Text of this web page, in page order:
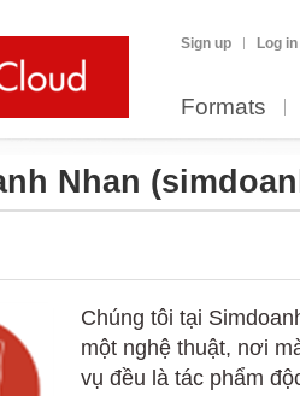
Sign up Log in
Formats
Nhan
Chúng tôi tại
một nghệ thuật, nơi
vụ đều là tác phẩm